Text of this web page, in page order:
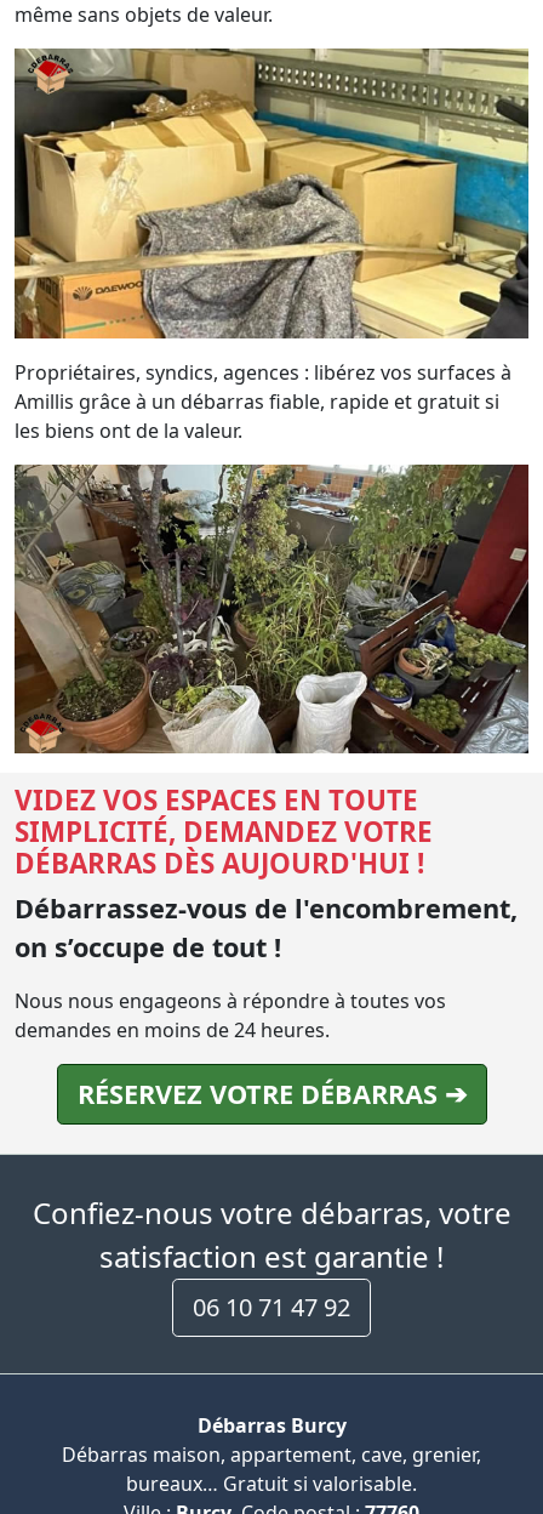
même sans objets de valeur.
Propriétaires, syndics, agences : libérez vos surfaces à
Amillis grâce à un débarras fiable, rapide et gratuit si
les biens ont de la valeur.
VIDEZ VOS ESPACES EN TOUTE
SIMPLICITÉ, DEMANDEZ VOTRE
DÉBARRAS DÈS AUJOURD'HUI !
Débarrassez-vous de l'encombrement,
on s’occupe de tout !
Nous nous engageons à répondre à toutes vos
demandes en moins de 24 heures.
RÉSERVEZ VOTRE DÉBARRAS ➔
Confiez-nous votre débarras, votre
satisfaction est garantie !
06 10 71 47 92
Débarras Burcy
Débarras maison, appartement, cave, grenier,
bureaux… Gratuit si valorisable.